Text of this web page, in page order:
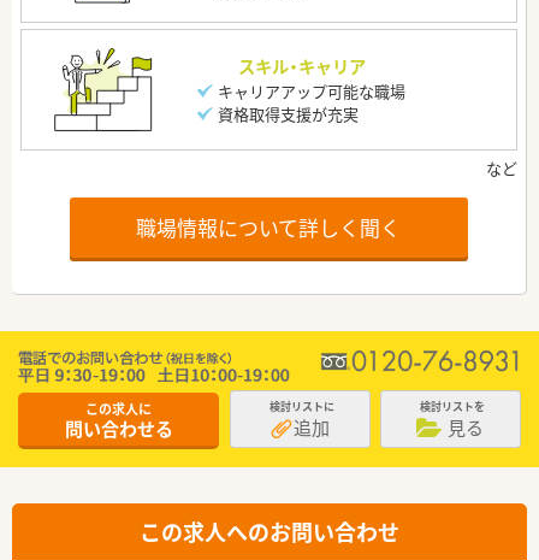
スキル・キャリア
キャリアアップ可能な職場
資格取得支援が充実
職場情報について詳しく聞く
この求人に
問い合わせる
検討リストに
追加
検討リストを
見る
この求人へのお問い合わせ